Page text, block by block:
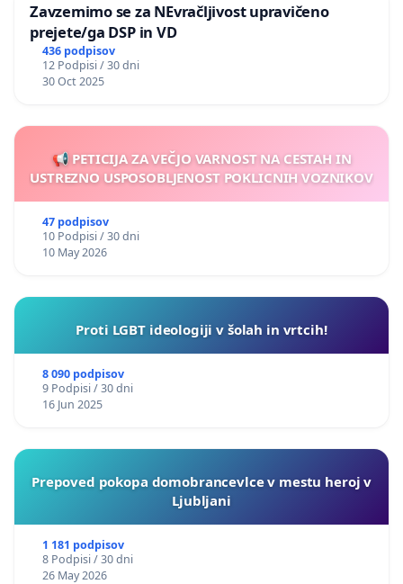
Zavzemimo se za NEvračljivost upravičeno
prejete/ga DSP in VD
436 podpisov
12 Podpisi / 30 dni
30 Oct 2025
📢 PETICIJA ZA VEČJO VARNOST NA CESTAH IN
USTREZNO USPOSOBLJENOST POKLICNIH VOZNIKOV
47 podpisov
10 Podpisi / 30 dni
10 May 2026
Proti LGBT ideologiji v šolah in vrtcih!
8 090 podpisov
9 Podpisi / 30 dni
16 Jun 2025
Prepoved pokopa domobrancevlce v mestu heroj v
Ljubljani
1 181 podpisov
8 Podpisi / 30 dni
26 May 2026